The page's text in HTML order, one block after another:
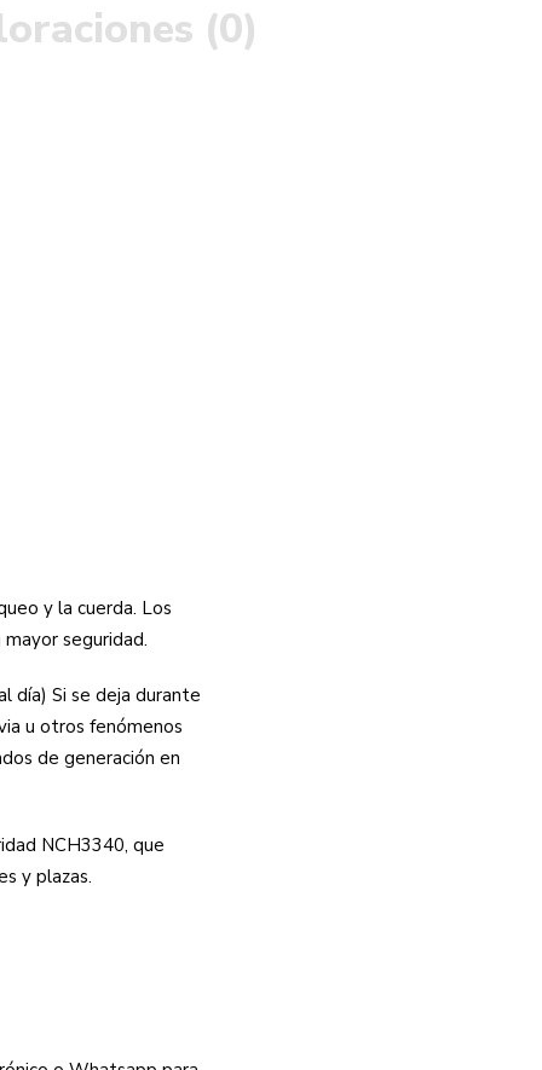
(0)
y la cuerda. Los
seguridad.
día) Si se deja durante
u otros fenómenos
de generación en
NCH3340, que
y plazas.